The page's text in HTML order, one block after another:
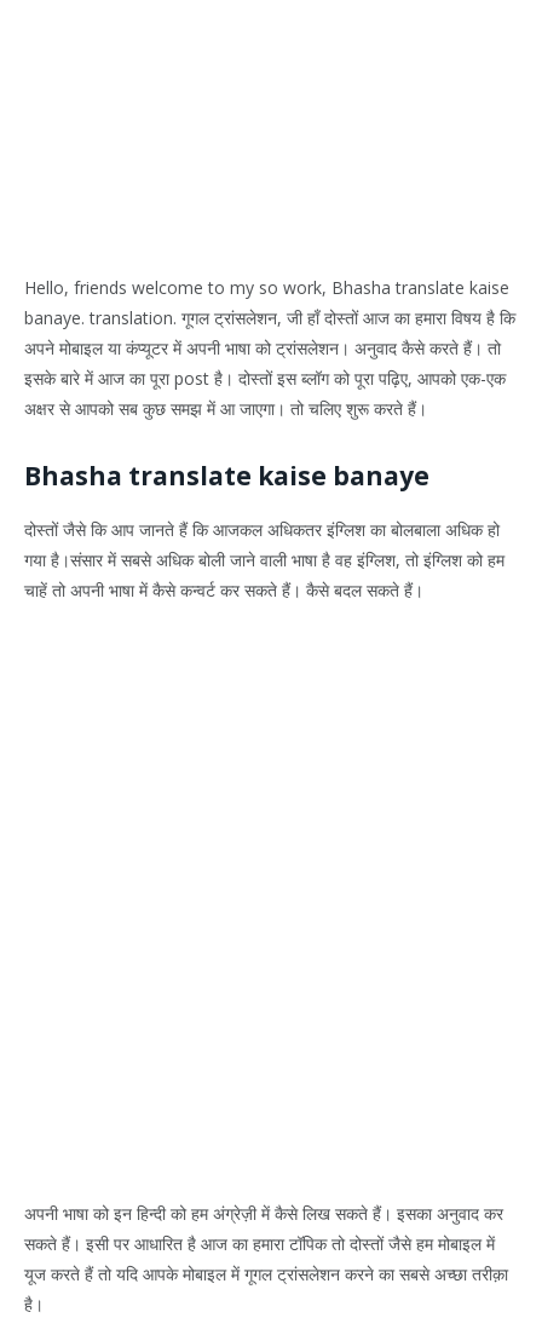
Hello, friends welcome to my so work, Bhasha translate kaise
banaye. translation. गूगल ट्रांसलेशन, जी हाँ दोस्तों आज का हमारा विषय है कि
अपने मोबाइल या कंप्यूटर में अपनी भाषा को ट्रांसलेशन। अनुवाद कैसे करते हैं। तो
इसके बारे में आज का पूरा post है। दोस्तों इस ब्लॉग को पूरा पढ़िए, आपको एक-एक
अक्षर से आपको सब कुछ समझ में आ जाएगा। तो चलिए शुरू करते हैं।
Bhasha translate kaise banaye
दोस्तों जैसे कि आप जानते हैं कि आजकल अधिकतर इंग्लिश का बोलबाला अधिक हो
गया है।संसार में सबसे अधिक बोली जाने वाली भाषा है वह इंग्लिश, तो इंग्लिश को हम
चाहें तो अपनी भाषा में कैसे कन्वर्ट कर सकते हैं। कैसे बदल सकते हैं।
अपनी भाषा को इन हिन्दी को हम अंग्रेज़ी में कैसे लिख सकते हैं। इसका अनुवाद कर
सकते हैं। इसी पर आधारित है आज का हमारा टॉपिक तो दोस्तों जैसे हम मोबाइल में
यूज करते हैं तो यदि आपके मोबाइल में गूगल ट्रांसलेशन करने का सबसे अच्छा तरीक़ा
है।